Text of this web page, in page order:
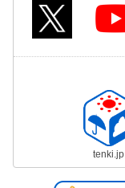
tenki.jp